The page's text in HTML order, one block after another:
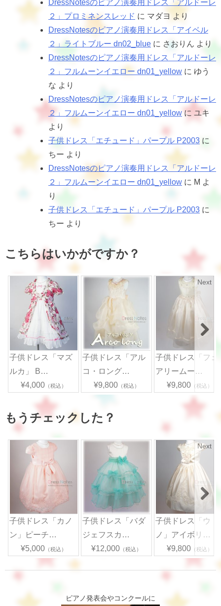
DressNotesのピアノ演奏用ドレス「アルドーレ
２」プロミネンスレッド に マダヨ より
DressNotesのピアノ演奏用ドレス「アイベル
２」ライトブルー dn02_blue に さおりん より
DressNotesのピアノ演奏用ドレス「アルドーレ
２」フルムーンイエロー dn01_yellow に ゆう
な より
DressNotesのピアノ演奏用ドレス「アルドーレ
２」フルムーンイエロー dn01_yellow に ユキ
より
子供ドレス「エチュード」パープル P2003 に
ちー より
DressNotesのピアノ演奏用ドレス「アルドーレ
２」フルムーンイエロー dn01_yellow に M よ
り
子供ドレス「エチュード」パープル P2003 に
ちー より
こちらはいかがですか？
子供ドレス「マズ
ルカ」 B…
¥4,000（税込）
子供ドレス「アル
コ・ロング…
¥9,800（税込）
子供ドレス「フェ
アリームー…
¥9,800（税込）
Next
もうチェックした？
子供ドレス「カノ
ン」ピーチ…
¥5,000（税込）
子供ドレス「バダ
ジェフスカ…
¥12,000 （税込）
子供ドレス「ウ
ノ」アイボリ…
¥9,800（税込）
Next
ピアノ発表会やコンクールに